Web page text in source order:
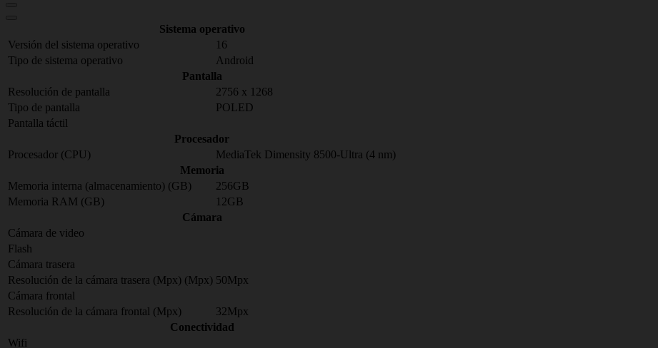
Sistema operativo
Versión del sistema operativo
16
Tipo de sistema operativo
Android
Pantalla
Resolución de pantalla
2756 x 1268
Tipo de pantalla
POLED
Pantalla táctil
Procesador
Procesador (CPU)
MediaTek Dimensity 8500-Ultra (4 nm)
Memoria
Memoria interna (almacenamiento) (GB)
256GB
Memoria RAM (GB)
12GB
Cámara
Cámara de video
Flash
Cámara trasera
Resolución de la cámara trasera (Mpx) (Mpx) 50Mpx
Cámara frontal
Resolución de la cámara frontal (Mpx)
32Mpx
Conectividad
Wifi